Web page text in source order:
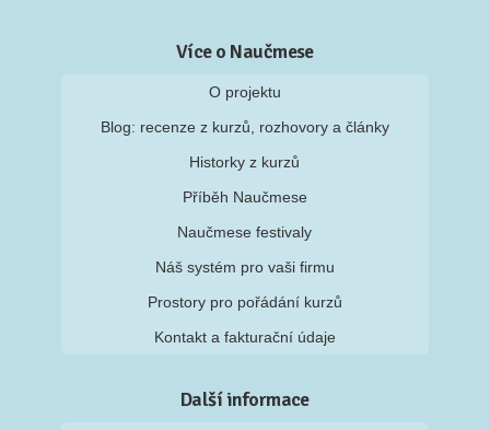
Více o Naučmese
O projektu
Blog: recenze z kurzů, rozhovory a články
Historky z kurzů
Příběh Naučmese
Naučmese festivaly
Náš systém pro vaši firmu
Prostory pro pořádání kurzů
Kontakt a fakturační údaje
Další informace